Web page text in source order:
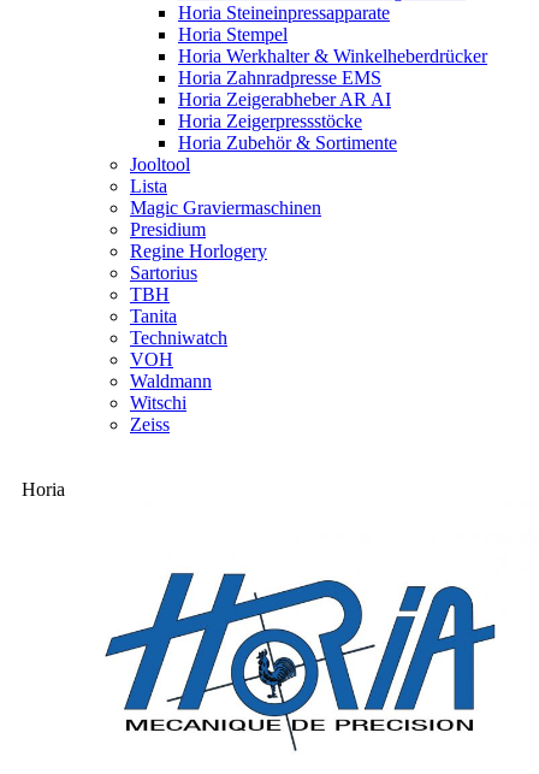
Horia Steineinpressapparate
Horia Stempel
Horia Werkhalter & Winkelheberdrücker
Horia Zahnradpresse EMS
Horia Zeigerabheber AR AI
Horia Zeigerpressstöcke
Horia Zubehör & Sortimente
Jooltool
Lista
Magic Graviermaschinen
Presidium
Regine Horlogery
Sartorius
TBH
Tanita
Techniwatch
VOH
Waldmann
Witschi
Zeiss
Horia